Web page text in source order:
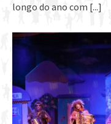
longo do ano com [...]